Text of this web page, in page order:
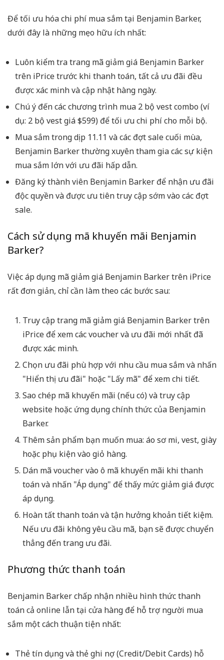
Để tối ưu hóa chi phí mua sắm tại Benjamin Barker,
dưới đây là những mẹo hữu ích nhất:
Luôn kiểm tra trang mã giảm giá Benjamin Barker
trên iPrice trước khi thanh toán, tất cả ưu đãi đều
được xác minh và cập nhật hàng ngày.
Chú ý đến các chương trình mua 2 bộ vest combo (ví
dụ: 2 bộ vest giá $599) để tối ưu chi phí cho mỗi bộ.
Mua sắm trong dịp 11.11 và các đợt sale cuối mùa,
Benjamin Barker thường xuyên tham gia các sự kiện
mua sắm lớn với ưu đãi hấp dẫn.
Đăng ký thành viên Benjamin Barker để nhận ưu đãi
độc quyền và được ưu tiên truy cập sớm vào các đợt
sale.
Cách sử dụng mã khuyến mãi Benjamin
Barker?
Việc áp dụng mã giảm giá Benjamin Barker trên iPrice
rất đơn giản, chỉ cần làm theo các bước sau:
Truy cập trang mã giảm giá Benjamin Barker trên
iPrice để xem các voucher và ưu đãi mới nhất đã
được xác minh.
Chọn ưu đãi phù hợp với nhu cầu mua sắm và nhấn
"Hiển thị ưu đãi" hoặc "Lấy mã" để xem chi tiết.
Sao chép mã khuyến mãi (nếu có) và truy cập
website hoặc ứng dụng chính thức của Benjamin
Barker.
Thêm sản phẩm bạn muốn mua: áo sơ mi, vest, giày
hoặc phụ kiện vào giỏ hàng.
Dán mã voucher vào ô mã khuyến mãi khi thanh
toán và nhấn "Áp dụng" để thấy mức giảm giá được
áp dụng.
Hoàn tất thanh toán và tận hưởng khoản tiết kiệm.
Nếu ưu đãi không yêu cầu mã, bạn sẽ được chuyển
thẳng đến trang ưu đãi.
Phương thức thanh toán
Benjamin Barker chấp nhận nhiều hình thức thanh
toán cả online lẫn tại cửa hàng để hỗ trợ người mua
sắm một cách thuận tiện nhất:
Thẻ tín dụng và thẻ ghi nợ (Credit/Debit Cards) hỗ